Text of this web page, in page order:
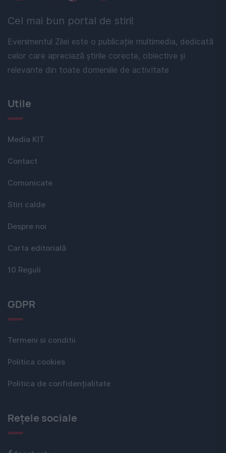
Cel mai bun portal de stiri!
Evenimentul Zilei este o publicație multimedia, dedicată
celor care apreciază știrile corecte, obiective și
relevante din toate domeniile de activitate
Utile
Media KIT
Contact
Comunicate
Stiri calde
Despre noi
Carta editorială
10 Reguli
GDPR
Termeni si conditii
Politica cookies
Politica de confidențialitate
Rețele sociale